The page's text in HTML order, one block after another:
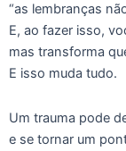
“as lembranças
E, ao fazer isso,
mas transforma
E isso muda tudo.
Um trauma pode
e se tornar um